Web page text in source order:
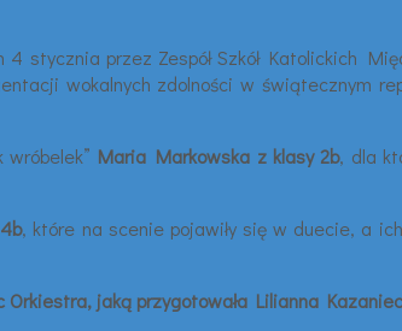
stycznia przez Zespół Szkół Katolickich
wokalnych zdolności w świątecznym
Maria Markowska z klasy 2b, dla
, które na scenie pojawiły się w duecie, a
jaką przygotowała Lilianna